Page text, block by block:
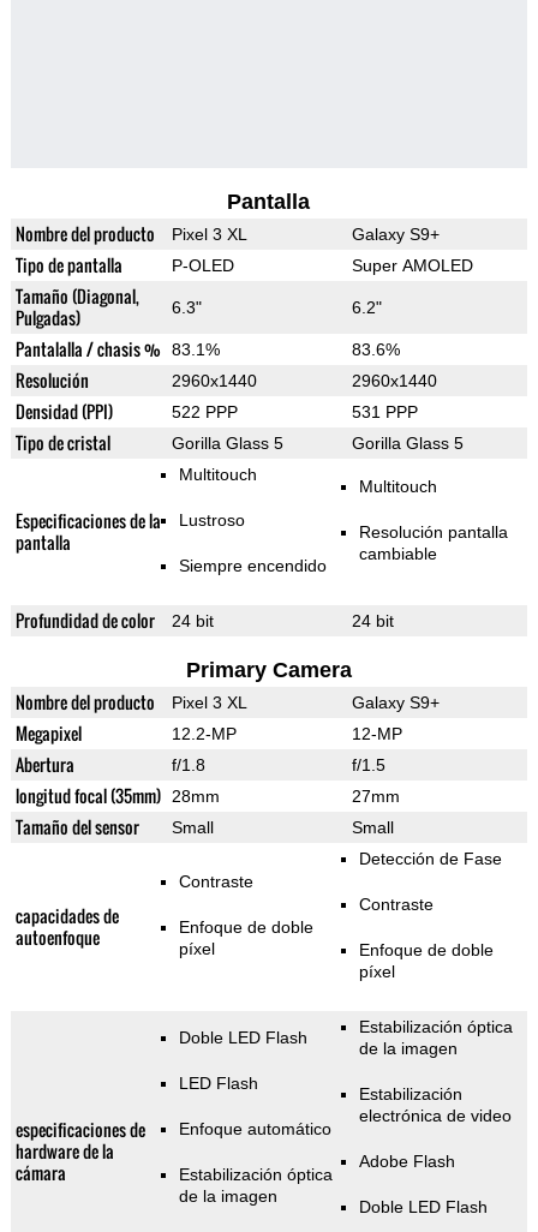
Pantalla
Nombre del producto Pixel 3 XL Galaxy S9+
Tipo de pantalla P-OLED Super AMOLED
Tamaño (Diagonal,
Pulgadas)
6.3" 6.2"
Pantalalla / chasis % 83.1% 83.6%
Resolución 2960x1440 2960x1440
Densidad (PPI) 522 PPP 531 PPP
Tipo de cristal Gorilla Glass 5 Gorilla Glass 5
Especificaciones de la
pantalla
Multitouch
Lustroso
Siempre encendido
Multitouch
Resolución pantalla
cambiable
Profundidad de color 24 bit 24 bit
Primary Camera
Nombre del producto Pixel 3 XL Galaxy S9+
Megapixel 12.2-MP 12-MP
Abertura f/1.8 f/1.5
longitud focal (35mm) 28mm 27mm
Tamaño del sensor Small Small
capacidades de
autoenfoque
Contraste
Enfoque de doble
píxel
Detección de Fase
Contraste
Enfoque de doble
píxel
especificaciones de
hardware de la
cámara
Doble LED Flash
LED Flash
Enfoque automático
Estabilización óptica
de la imagen
Estabilización óptica
de la imagen
Estabilización
electrónica de video
Adobe Flash
Doble LED Flash